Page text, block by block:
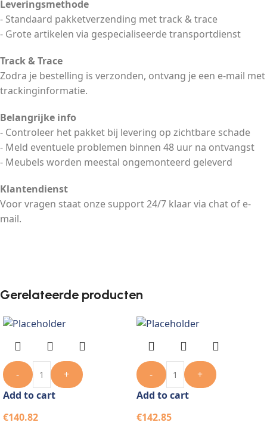
Leveringsmethode
- Standaard pakketverzending met track & trace
- Grote artikelen via gespecialiseerde transportdienst
Track & Trace
Zodra je bestelling is verzonden, ontvang je een e-mail met
trackinginformatie.
Belangrijke info
- Controleer het pakket bij levering op zichtbare schade
- Meld eventuele problemen binnen 48 uur na ontvangst
- Meubels worden meestal ongemonteerd geleverd
Klantendienst
Voor vragen staat onze support 24/7 klaar via chat of e-
mail.
Gerelateerde producten
-
+
Add to cart
€140.82
-
+
Add to cart
€142.85